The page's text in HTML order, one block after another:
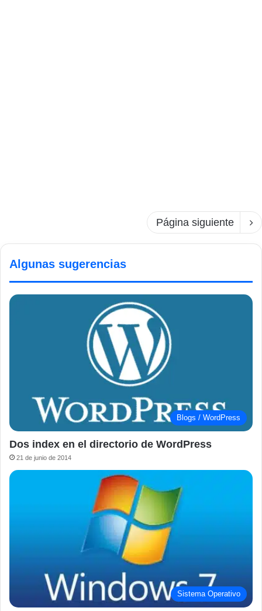
Página siguiente
Algunas sugerencias
Blogs / WordPress
Dos index en el directorio de WordPress
21 de junio de 2014
Sistema Operativo